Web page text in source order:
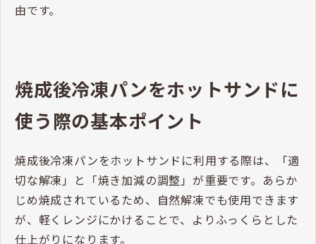
由です。
焼成後冷凍パンをホットサンドに
使う際の基本ポイント
焼成後冷凍パンをホットサンドに利用する際は、「適
切な解凍」と「焼き加減の調整」が重要です。あらか
じめ焼成されているため、自然解凍でも使用できます
が、軽くレンジにかけることで、よりふっくらとした
仕上がりになります。